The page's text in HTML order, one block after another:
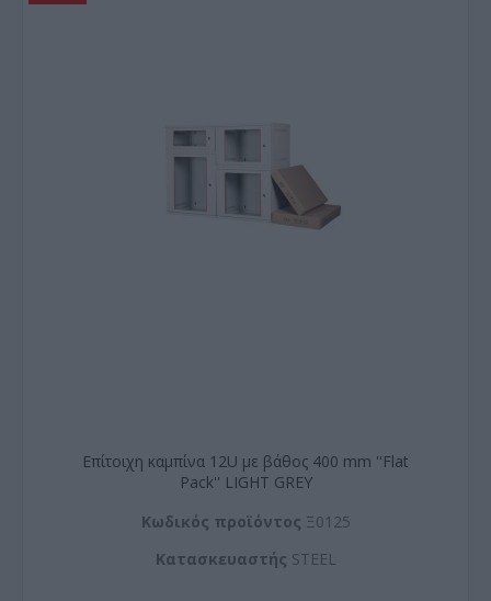
Επίτοιχη καμπίνα 12U με βάθος 400 mm ''Flat
Pack'' LIGHT GREY
Kωδικός προϊόντος Ξ0125
Kατασκευαστής STEEL